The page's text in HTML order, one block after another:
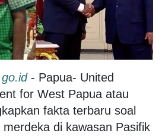
- Papua- United
for West Papua atau
fakta terbaru soal
di kawasan Pasifik